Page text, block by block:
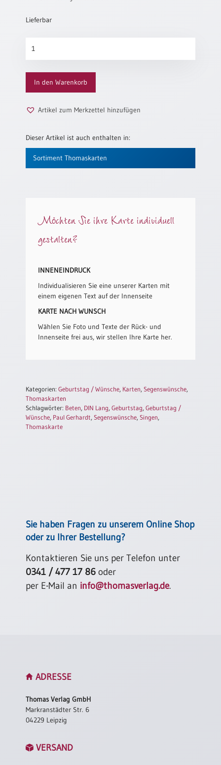
Neuerscheinungen
Taufe
Patenamt
Abendmahlszulassung
Kirchen(wieder)eintritt
Poster
Neuerscheinungen
Einzelposter
Restbestände
Lieferbar
760
Menge
In den Warenkorb
Artikel zum Merkzettel hinzufügen
Dieser Artikel ist auch enthalten in:
Sortiment Thomaskarten
Möchten Sie ihre Karte individuell
gestalten?
INNENEINDRUCK
Individualisieren Sie eine unserer Karten mit
einem eigenen Text auf der Innenseite
KARTE NACH WUNSCH
Wählen Sie Foto und Texte der Rück- und
Innenseite frei aus, wir stellen Ihre Karte her.
Kategorien:Geburtstag / Wünsche, Karten, Segenswünsche,
Thomaskarten
Schlagwörter: Beten, DIN Lang,Geburtstag,Geburtstag /
Wünsche, Paul Gerhardt, Segenswünsche, Singen,
Thomaskarte
Sie haben Fragen zu unserem Online Shop
oder zu Ihrer Bestellung?
Kontaktieren Sie uns per Telefon unter
0341 / 477 17 86 oder
per E-Mail an info@thomasverlag.de.
ADRESSE
Thomas Verlag GmbH
Markranstädter Str. 6
04229 Leipzig
VERSAND